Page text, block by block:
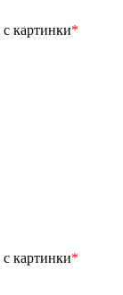
картинки*
картинки*